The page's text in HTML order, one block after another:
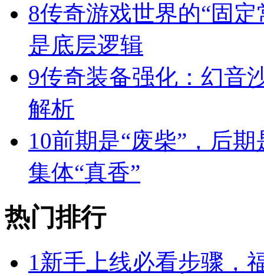
8传奇游戏世界的“固
是底层逻辑
9传奇装备强化：幻音
解析
10前期是“废柴”，后
集体“真香”
热门排行
1新手上线必看步骤，